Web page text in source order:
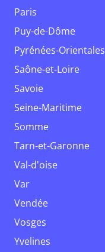
Paris
Puy-de-Dôme
Pyrénées-Orientales
Saône-et-Loire
Savoie
Seine-Maritime
Somme
Tarn-et-Garonne
Val-d'oise
Var
Vendée
Vosges
Yvelines